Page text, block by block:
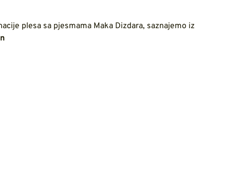
plesa sa pjesmama Maka Dizdara, saznajemo iz